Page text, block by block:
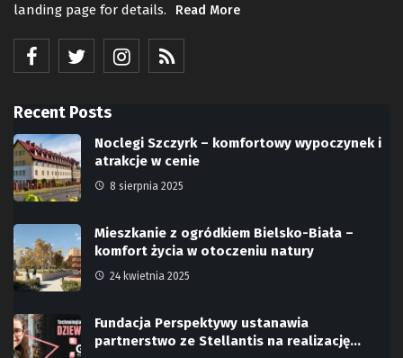
landing page for details.
Read More
Recent Posts
Noclegi Szczyrk – komfortowy wypoczynek i
atrakcje w cenie
8 sierpnia 2025
Mieszkanie z ogródkiem Bielsko-Biała –
komfort życia w otoczeniu natury
24 kwietnia 2025
Fundacja Perspektywy ustanawia
partnerstwo ze Stellantis na realizację…